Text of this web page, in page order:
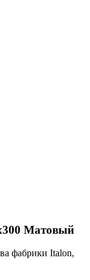
Матовый
фабрики Italon,